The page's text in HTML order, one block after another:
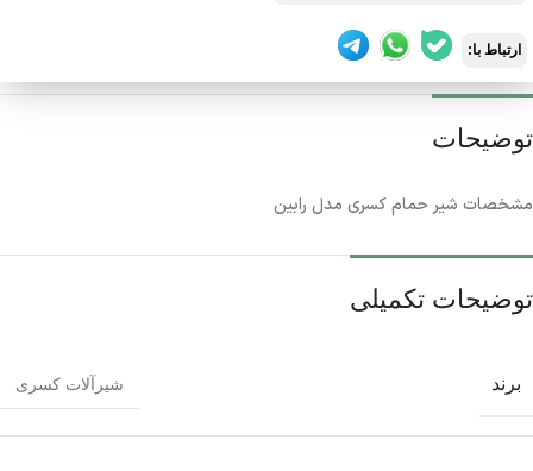
ارتباط با:
توضیحات
مشخصات شیر حمام کسری مدل رابین
توضیحات تکمیلی
برند شیرآلات کسری